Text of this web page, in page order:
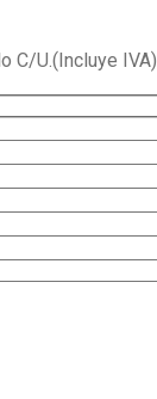
C/U.(Incluye IVA)